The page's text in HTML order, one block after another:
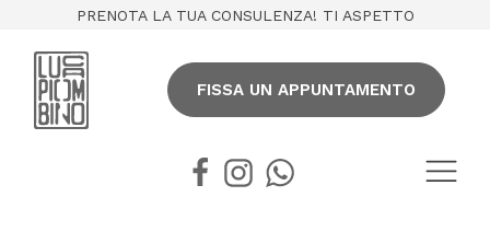
PRENOTA LA TUA CONSULENZA! TI ASPETTO
FISSA UN APPUNTAMENTO